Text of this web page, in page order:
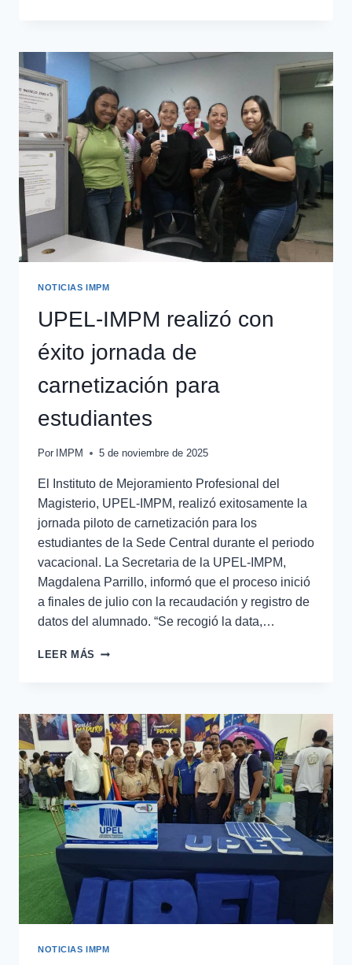
NOTICIAS IMPM
UPEL-IMPM realizó con
éxito jornada de
carnetización para
estudiantes
Por IMPM 5 de noviembre de 2025
El Instituto de Mejoramiento Profesional del
Magisterio, UPEL-IMPM, realizó exitosamente la
jornada piloto de carnetización para los
estudiantes de la Sede Central durante el periodo
vacacional. La Secretaria de la UPEL-IMPM,
Magdalena Parrillo, informó que el proceso inició
a finales de julio con la recaudación y registro de
datos del alumnado. “Se recogió la data,…
LEER MÁS
NOTICIAS IMPM